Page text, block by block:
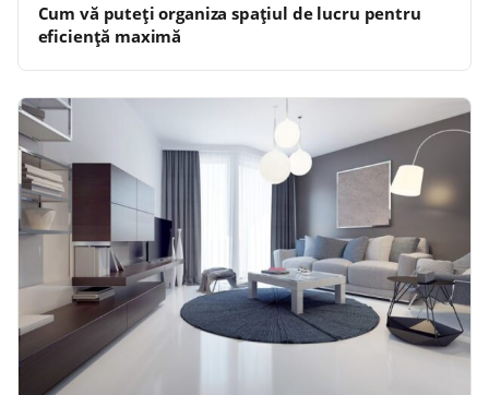
Cum vă puteți organiza spațiul de lucru pentru
eficiență maximă